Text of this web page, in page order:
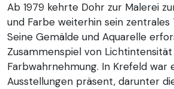
Ab 1979 kehrte Dohr zur Malerei
und Farbe weiterhin sein zentrales
Seine Gemälde und Aquarelle
Zusammenspiel von
Farbwahrnehmung. In Krefeld war
Ausstellungen präsent, darunter